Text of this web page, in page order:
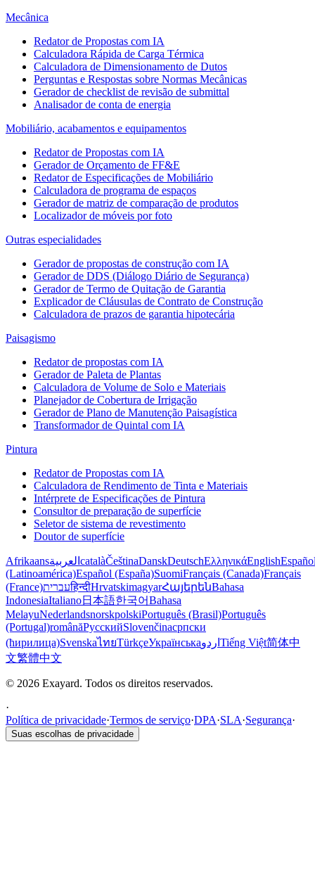
Mecânica
Redator de Propostas com IA
Calculadora Rápida de Carga Térmica
Calculadora de Dimensionamento de Dutos
Perguntas e Respostas sobre Normas Mecânicas
Gerador de checklist de revisão de submittal
Analisador de conta de energia
Mobiliário, acabamentos e equipamentos
Redator de Propostas com IA
Gerador de Orçamento de FF&E
Redator de Especificações de Mobiliário
Calculadora de programa de espaços
Gerador de matriz de comparação de produtos
Localizador de móveis por foto
Outras especialidades
Gerador de propostas de construção com IA
Gerador de DDS (Diálogo Diário de Segurança)
Gerador de Termo de Quitação de Garantia
Explicador de Cláusulas de Contrato de Construção
Calculadora de prazos de garantia hipotecária
Paisagismo
Redator de propostas com IA
Gerador de Paleta de Plantas
Calculadora de Volume de Solo e Materiais
Planejador de Cobertura de Irrigação
Gerador de Plano de Manutenção Paisagística
Transformador de Quintal com IA
Pintura
Redator de Propostas com IA
Calculadora de Rendimento de Tinta e Materiais
Intérprete de Especificações de Pintura
Consultor de preparação de superfície
Seletor de sistema de revestimento
Doutor de superfície
Afrikaansالعربية catalàČeštinaDanskDeutschΕλληνικάEnglish
(Latinoamérica)Español (España)SuomiFrançais (Canada)Français
(France)עבריתहिन्दीHrvatskimagyarՀայերենBahasa
IndonesiaItaliano日本語한국어Bahasa
MelayuNederlandsnorskpolskiPortuguês (Brasil)Português
(Portugal)românăРусскийSlovenčinaсрпски
(ћирилица)SvenskaไทยTürkçeУкраїнськаاردو Tiếng Việt简体中
文繁體中文
© 2026 Exayard. Todos os direitos reservados.
·
Política de privacidade·Termos de serviço·DPA·SLA·Segurança·
Suas escolhas de privacidade